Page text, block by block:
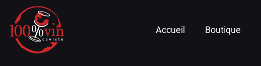
Accueil Boutique